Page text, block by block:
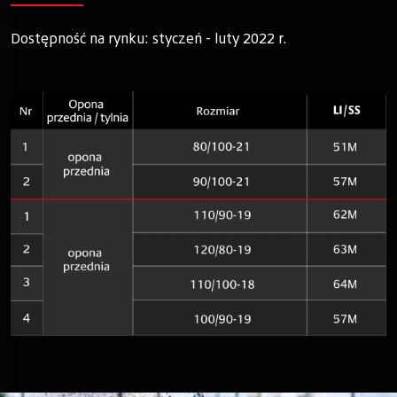
Dostępność na rynku: styczeń - luty 2022 r.